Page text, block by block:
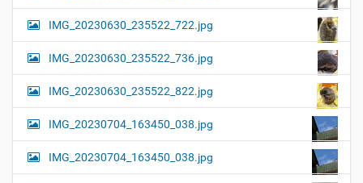
IMG_20230630_235522_722.jpg
IMG_20230630_235522_736.jpg
IMG_20230630_235522_822.jpg
IMG_20230704_163450_038.jpg
IMG_20230704_163450_038.jpg